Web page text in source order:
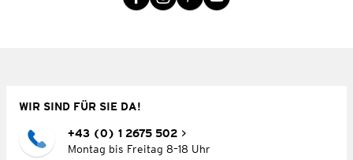
WIR SIND FÜR SIE DA!
+43 (0) 1 2675 502
Montag bis Freitag 8–18 Uhr